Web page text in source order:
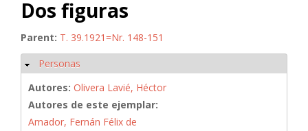
Dos figuras
Parent: T. 39.1921=Nr. 148-151
Ocultar
Personas
Autores: Olivera Lavié, Héctor
Autores de este ejemplar:
Amador, Fernán Félix de